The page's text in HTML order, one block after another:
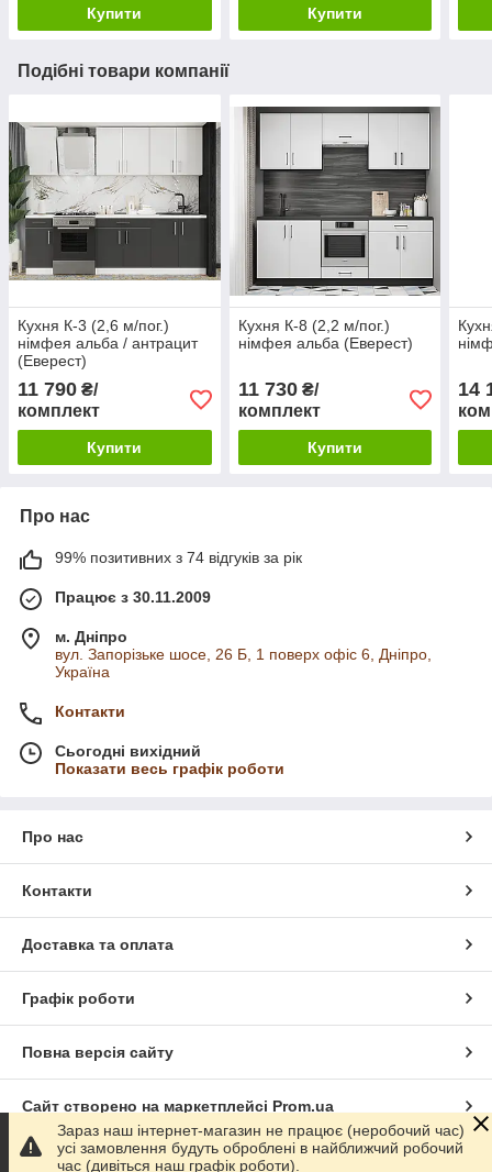
Купити Купити
Подібні товари компанії
Кухня К-3 (2,6 м/пог.)
німфея альба / антрацит
(Еверест)
11 790 ₴/
комплект
Купити
Кухня К-8 (2,2 м/пог.)
німфея альба (Еверест)
11 730₴/
комплект
Купити
14
Про нас
99% позитивних з 74 відгуків за рік
Працює з 30.11.2009
м. Дніпро
вул. Запорізьке шосе, 26 Б, 1 поверх офіс 6, Дніпро,
Україна
Контакти
Сьогодні вихідний
Показати весь графік роботи
Про нас
Контакти
Доставка та оплата
Графік роботи
Повна версія сайту
Сайт створено на маркетплейсі Prom.ua
Політика конфіденційності
Зараз наш інтернет-магазин не працює (неробочий час)
усі замовлення будуть оброблені в найближчий робочий
час (дивіться наш графік роботи).